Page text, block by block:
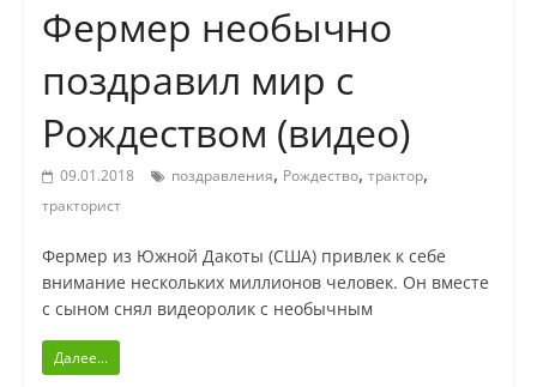
Фермер необычно
поздравил мир с
Рождеством (видео)
09.01.2018 поздравления, Рождество, трактор,
тракторист
Фермер из Южной Дакоты (США) привлек к себе
внимание нескольких миллионов человек. Он вместе
с сыном снял видеоролик с необычным
Далее...